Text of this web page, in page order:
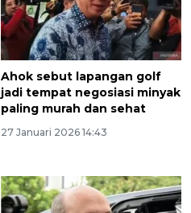
Ahok sebut lapangan golf
jadi tempat negosiasi minyak
paling murah dan sehat
27 Januari 2026 14:43